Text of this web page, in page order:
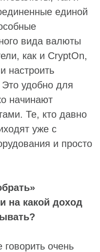
единой
вида валюты
как и CryptOn,
настроить
удобно для
начинают
Те, кто давно
уже с
и просто
на какой доход
очень